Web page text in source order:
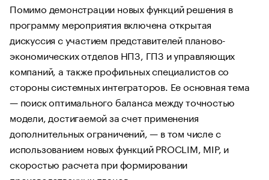
Помимо демонстрации новых функций решения в
программу мероприятия включена открытая
дискуссия с участием представителей планово-
экономических отделов НПЗ, ГПЗ и управляющих
компаний, а также профильных специалистов со
стороны системных интеграторов. Ее основная тема
— поиск оптимального баланса между точностью
модели, достигаемой за счет применения
дополнительных ограничений, — в том числе с
использованием новых функций PROCLIM, MIP, и
скоростью расчета при формировании